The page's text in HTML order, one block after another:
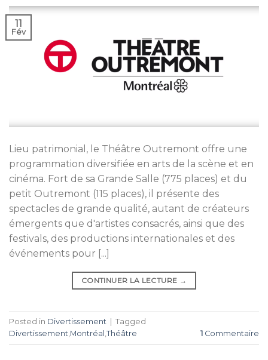
11
Fév
Lieu patrimonial, le Théâtre Outremont offre une
programmation diversifiée en arts de la scène et en
cinéma. Fort de sa Grande Salle (775 places) et du
petit Outremont (115 places), il présente des
spectacles de grande qualité, autant de créateurs
émergents que d'artistes consacrés, ainsi que des
festivals, des productions internationales et des
événements pour [...]
CONTINUER LA LECTURE →
Posted in Divertissement | Tagged
Divertissement Montréal Théâtre 1 Commentaire